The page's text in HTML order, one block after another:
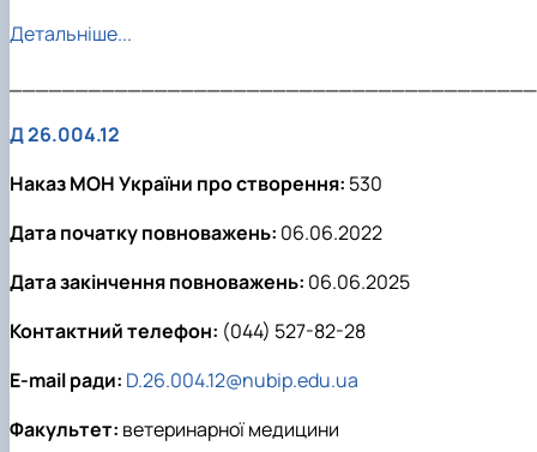
Детальніше...
Д 26.004.12
Наказ МОН України про створення: 530
Дата початку повноважень: 06.06.2022
Дата закінчення повноважень: 06.06.2025
Контактний телефон: (044) 527-82-28
E-mail ради: D.26.004.12@nubip.edu.ua
Факультет: ветеринарної медицини